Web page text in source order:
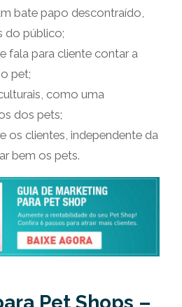
bate papo descontraído,
do público;
fala para cliente contar a
pet;
como uma
dos pets;
os clientes, independente da
bem os pets.